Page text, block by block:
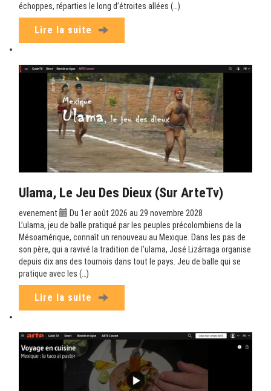
échoppes, réparties le long d’étroites allées (…)
Lire la suite
Ulama, Le Jeu Des Dieux (sur ArteTv)
evenement
Du 1er août 2026 au 29 novembre 2028
L’ulama, jeu de balle pratiqué par les peuples précolombiens de la
Mésoamérique, connaît un renouveau au Mexique. Dans les pas de
son père, qui a ravivé la tradition de l’ulama, José Lizárraga organise
depuis dix ans des tournois dans tout le pays. Jeu de balle qui se
pratique avec les (…)
Lire la suite